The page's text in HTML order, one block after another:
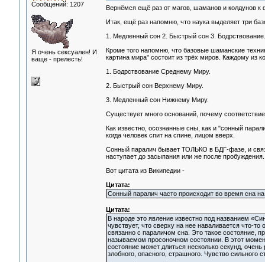
Сообщений: 1207
Я очень сексуален! И
ваще - прелесть!
Вернёмся ещё раз от магов, шаманов и колдунов к
Итак, ещё раз напомню, что наука выделяет три
1. Медленный сон 2. Быстрый сон 3. Бодрствование.
Кроме того напомню, что базовые шаманские
картина мира" состоит из трёх миров. Каждому из
1. Бодрствование Среднему Миру.
2. Быстрый сон Верхнему Миру.
3. Медленный сон Нижнему Миру.
Существует много оснований, почему
Как известно, осознанные сны, как и "сонный
когда человек спит на спине, лицом вверх.
Сонный паралич бывает ТОЛЬКО в БДГ-фазе, и
наступает до засыпания или же после пробуждения.
Вот цитата из Википедии -
Цитата:
Сонный паралич часто происходит во время сна
Цитата:
В народе это явление известно под названием
чувствует, что сверху на нее наваливается что-
связанно с параличом сна. Это такое состояние,
называемом просоночном состоянии. В этот
состояние может длиться несколько секунд,
злобного, опасного, страшного. Чувство